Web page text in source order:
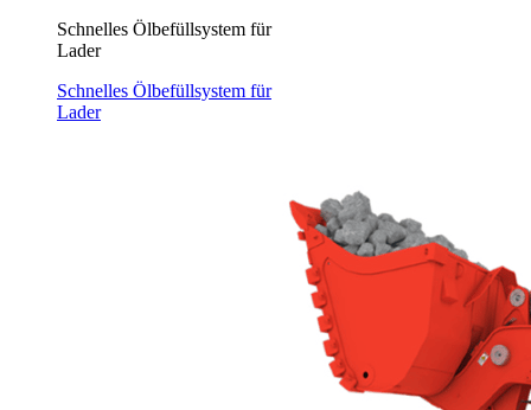
Schnelles Ölbefüllsystem für
Lader
Schnelles Ölbefüllsystem für
Lader